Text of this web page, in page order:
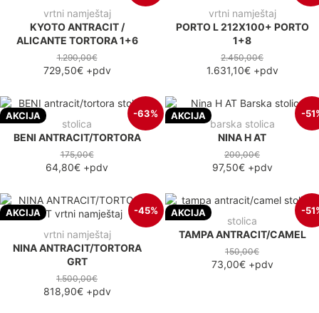
vrtni namještaj
KYOTO ANTRACIT /
ALICANTE TORTORA 1+6
1.290,00€
729,50€+pdv
vrtni namještaj
PORTO L 212X100+ PORTO
1+8
2.450,00€
1.631,10€+pdv
AKCIJA -63%
stolica
BENI ANTRACIT/TORTORA
175,00€
64,80€ +pdv
AKCIJA -
barska stolica
NINA H AT
200,00€
97,50€+pdv
AKCIJA -45%
vrtni namještaj
NINA ANTRACIT/TORTORA
GRT
1.500,00€
818,90€+pdv
AKCIJA -
stolica
TAMPA ANTRACIT/CAMEL
150,00€
73,00€+pdv